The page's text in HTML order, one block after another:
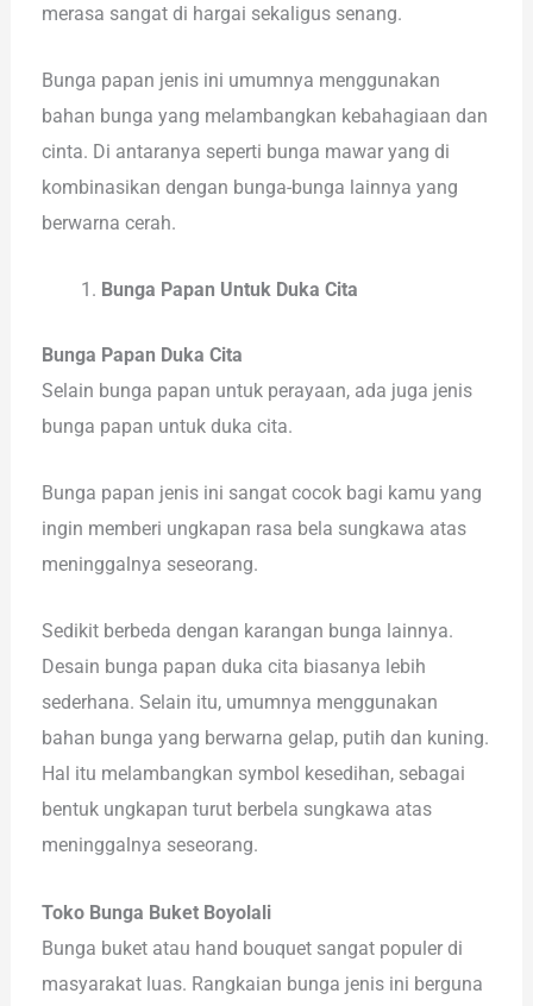
merasa sangat di hargai sekaligus senang.
Bunga papan jenis ini umumnya menggunakan
bahan bunga yang melambangkan kebahagiaan dan
cinta. Di antaranya seperti bunga mawar yang di
kombinasikan dengan bunga-bunga lainnya yang
berwarna cerah.
Bunga Papan Untuk Duka Cita
Bunga Papan Duka Cita
Selain bunga papan untuk perayaan, ada juga jenis
bunga papan untuk duka cita.
Bunga papan jenis ini sangat cocok bagi kamu yang
ingin memberi ungkapan rasa bela sungkawa atas
meninggalnya seseorang.
Sedikit berbeda dengan karangan bunga lainnya.
Desain bunga papan duka cita biasanya lebih
sederhana. Selain itu, umumnya menggunakan
bahan bunga yang berwarna gelap, putih dan kuning.
Hal itu melambangkan symbol kesedihan, sebagai
bentuk ungkapan turut berbela sungkawa atas
meninggalnya seseorang.
Toko Bunga Buket Boyolali
Bunga buket atau hand bouquet sangat populer di
masyarakat luas. Rangkaian bunga jenis ini berguna